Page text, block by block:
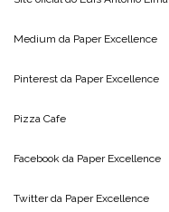
Medium da Paper Excellence
Pinterest da Paper Excellence
Pizza Cafe
Facebook da Paper Excellence
Twitter da Paper Excellence